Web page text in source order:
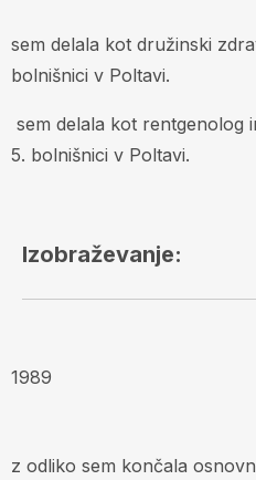
sem delala kot družinski
bolnišnici v Poltavi.
sem delala kot rentgenolog
5. bolnišnici v Poltavi.
Izobraževanje:
1989
z odliko sem končala